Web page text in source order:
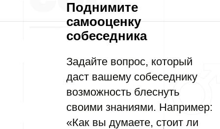
Поднимите
самооценку
собеседника
Задайте вопрос, который
даст вашему собеседнику
возможность блеснуть
своими знаниями. Например:
«Как вы думаете, стоит ли